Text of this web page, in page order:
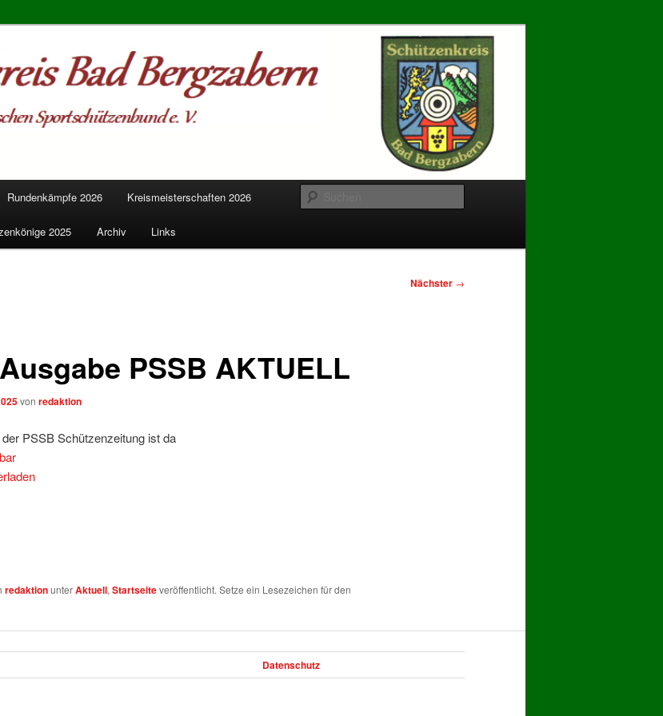
Bergzabern
Rundenkämpfe 2026 Kreismeisterschaften 2026
2025 Archiv Links
Nächster →
PSSB AKTUELL
von redaktion
PSSB Schützenzeitung ist da
redaktionunterAktuell, Startseiteveröffentlicht. Setze ein Lesezeichen für den
Datenschutz